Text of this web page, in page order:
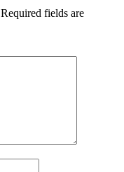
Required fields are